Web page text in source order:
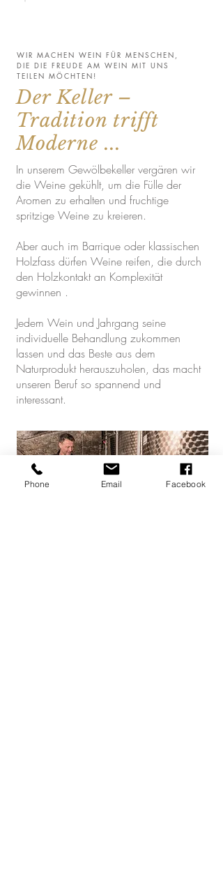
WIR MACHEN WEIN FÜR MENSCHEN,
DIE DIE FREUDE AM WEIN MIT UNS
TEILEN MÖCHTEN!
Der Keller –
Tradition trifft
Moderne ...
In unserem Gewölbekeller vergären wir
die Weine gekühlt, um die Fülle der
Aromen zu erhalten und fruchtige
spritzige Weine zu kreieren.
Aber auch im Barrique oder klassischen
Holzfass dürfen Weine reifen, die durch
den Holzkontakt an Komplexität
gewinnen .
Jedem Wein und Jahrgang seine
individuelle Behandlung zukommen
lassen und das Beste aus dem
Naturprodukt herauszuholen, das macht
unseren Beruf so spannend und
interessant.
Phone Email Facebook